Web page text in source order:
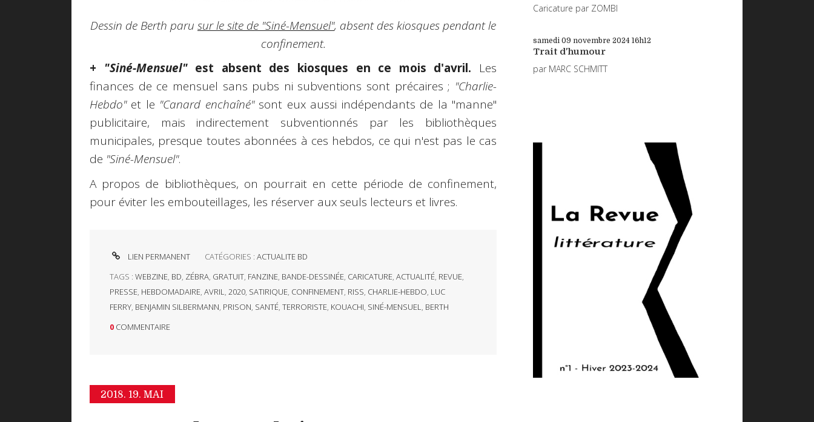
Dessin de Berth paru sur le site de "Siné-Mensuel", absent des kiosques pendant le
confinement.
+ "Siné-Mensuel"est absent des kiosques en ce mois d'avril. Les
finances de ce mensuel sans pubs ni subventions sont précaires ; "Charlie-
Hebdo" et le "Canard enchaîné" sont eux aussi indépendants de la "manne"
publicitaire, mais indirectement subventionnés par les bibliothèques
municipales, presque toutes abonnées à ces hebdos, ce qui n'est pas le cas
de "Siné-Mensuel".
A propos de bibliothèques, on pourrait en cette période de confinement,
pour éviter les embouteillages, les réserver aux seuls lecteurs et livres.
LIEN PERMANENT CATÉGORIES :ACTUALITE BD
TAGS : WEBZINE, BD, ZÉBRA, GRATUIT, FANZINE, BANDE-DESSINÉE, CARICATURE, ACTUALITÉ, REVUE,
PRESSE, HEBDOMADAIRE, AVRIL, 2020, SATIRIQUE, CONFINEMENT, RISS, CHARLIE-HEBDO, LUC
FERRY, BENJAMIN SILBERMANN, PRISON, SANTÉ, TERRORISTE, KOUACHI, SINÉ-MENSUEL, BERTH
0 COMMENTAIRE
2018. 19. MAI
Caricature par ZOMBI
samedi 09 novembre 2024 16h12
Trait d'humour
par MARC SCHMITT